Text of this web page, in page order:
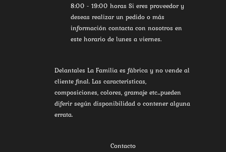
8:00 - 19:00 horas Si eres proveedor y
deseas realizar un pedido o más
información contacta con nosotros en
este horario de lunes a viernes.
Delantales La Familia es fábrica y no vende al
cliente final. Las características,
composiciones, colores, gramaje etc...pueden
diferir según disponibilidad o contener alguna
errata.
Contacto